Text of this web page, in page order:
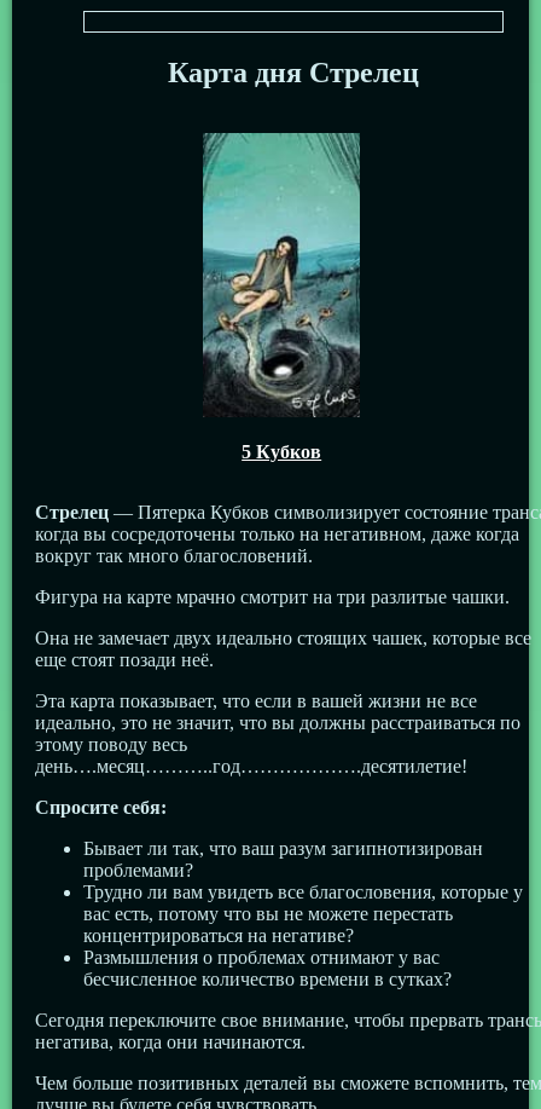
Карта дня Стрелец
5 Кубков
Стрелец— Пятерка Кубков символизирует состояние
когда вы сосредоточены только на негативном, даже когда
вокруг так много благословений.
Фигура на карте мрачно смотрит на три разлитые чашки.
Она не замечает двух идеально стоящих чашек, которые все
еще стоят позади неё.
Эта карта показывает, что если в вашей жизни не все
идеально, это не значит, что вы должны расстраиваться по
этому поводу весь
день….месяц………..год……………….десятилетие!
Спросите себя:
Бывает ли так, что ваш разум загипнотизирован
проблемами?
Трудно ли вам увидеть все благословения, которые у
вас есть, потому что вы не можете перестать
концентрироваться на негативе?
Размышления о проблемах отнимают у вас
бесчисленное количество времени в сутках?
Сегодня переключите свое внимание, чтобы прервать
негатива, когда они начинаются.
Чем больше позитивных деталей вы сможете вспомнить, тем